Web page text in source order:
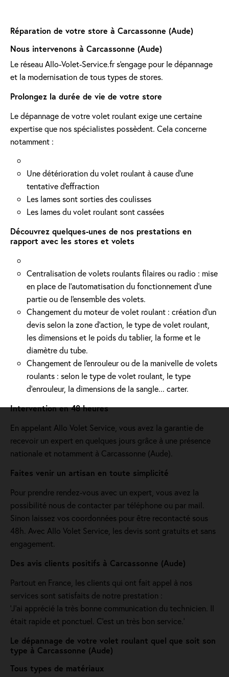
Réparation de votre store à Carcassonne (Aude)
Nous intervenons à Carcassonne (Aude)
Le réseau Allo-Volet-Service.fr s'engage pour le dépannage
et la modernisation de tous types de stores.
Prolongez la durée de vie de votre store
Le dépannage de votre volet roulant exige une certaine
expertise que nos spécialistes possèdent. Cela concerne
notamment :
Une détérioration du volet roulant à cause d'une
tentative d'effraction
Les lames sont sorties des coulisses
Les lames du volet roulant sont cassées
Découvrez quelques-unes de nos prestations en
rapport avec les stores et volets
Centralisation de volets roulants filaires ou radio : mise
en place de l'automatisation du fonctionnement d’une
partie ou de l'ensemble des volets.
Changement du moteur de volet roulant : création d'un
devis selon la zone d’action, le type de volet roulant,
les dimensions et le poids du tablier, la forme et le
diamètre du tube.
Changement de l'enrouleur ou de la manivelle de volets
roulants : selon le type de volet roulant, le type
d’enrouleur, la dimensions de la sangle... carter.
Intervention en 48 heures
En appelant Allo Volet Service, vous avez la garantie de
recevoir un expert en quelques jours grâce à une présence
nationale et notamment à Carcassonne (Aude).
Faites venir un artisan en toute simplicité
Pour prendre rendez-vous avec un expert, vous avez la
possibilité nous de contacter par téléphone ou par mail.
Sinon laissez vos coordonnées pour être recontacté sous
48h. Avec Allo Volet Service, les devis sont gratuits et sans
engagement.
Des avis clients positifs à Carcassonne (Aude)
Partout en France, les clients qui ont fait appel à nos
services sont satisfaits de notre prestation :
'J’ai apprécié la très bonne communication du technicien. Il
était rapide et ponctuel. C’est un très bon service.'
Le dépannage de votre volet roulant quel que soit son
type à Carcassonne (Aude)
Tous types de matériaux